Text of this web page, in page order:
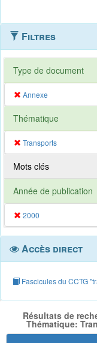
Filtres
Type de document
Annexe
Thématique
Transports
Mots clés
Année de publication
2000
Accès direct
Fascicules du CCTG
Résultats de
Thématique: